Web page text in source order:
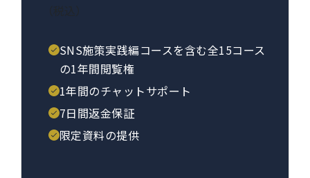
SNS施策実践編コースを含む全15コース
の1年間閲覧権
1年間のチャットサポート
7日間返金保証
限定資料の提供